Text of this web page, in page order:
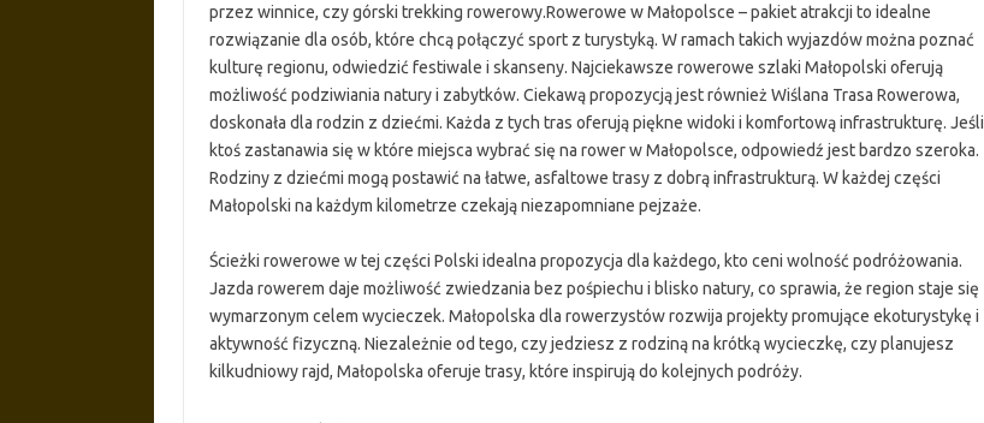
przez winnice, czy górski trekking rowerowy.Rowerowe w Małopolsce – pakiet atrakcji to idealne
rozwiązanie dla osób, które chcą połączyć sport z turystyką. W ramach takich wyjazdów można poznać
kulturę regionu, odwiedzić festiwale i skanseny. Najciekawsze rowerowe szlaki Małopolski oferują
możliwość podziwiania natury i zabytków. Ciekawą propozycją jest również Wiślana Trasa Rowerowa,
doskonała dla rodzin z dziećmi. Każda z tych tras oferują piękne widoki i komfortową infrastrukturę. Jeśli
ktoś zastanawia się w które miejsca wybrać się na rower w Małopolsce, odpowiedź jest bardzo szeroka.
Rodziny z dziećmi mogą postawić na łatwe, asfaltowe trasy z dobrą infrastrukturą. W każdej części
Małopolski na każdym kilometrze czekają niezapomniane pejzaże.
Ścieżki rowerowe w tej części Polski idealna propozycja dla każdego, kto ceni wolność podróżowania.
Jazda rowerem daje możliwość zwiedzania bez pośpiechu i blisko natury, co sprawia, że region staje się
wymarzonym celem wycieczek. Małopolska dla rowerzystów rozwija projekty promujące ekoturystykę i
aktywność fizyczną. Niezależnie od tego, czy jedziesz z rodziną na krótką wycieczkę, czy planujesz
kilkudniowy rajd, Małopolska oferuje trasy, które inspirują do kolejnych podróży.